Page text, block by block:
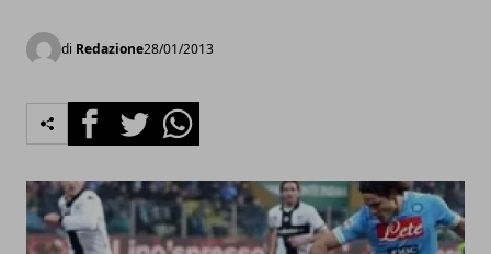
di Redazione28/01/2013
FacebookTwitterWhatsapp